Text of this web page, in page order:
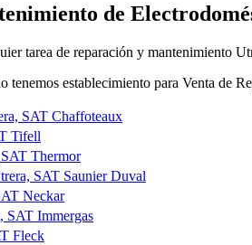
de
tarea de reparación y mantenimiento
tenemos establecimiento para Venta de
SAT Chaffoteaux
Tifell
Thermor
SAT Saunier Duval
Neckar
SAT Immergas
Fleck